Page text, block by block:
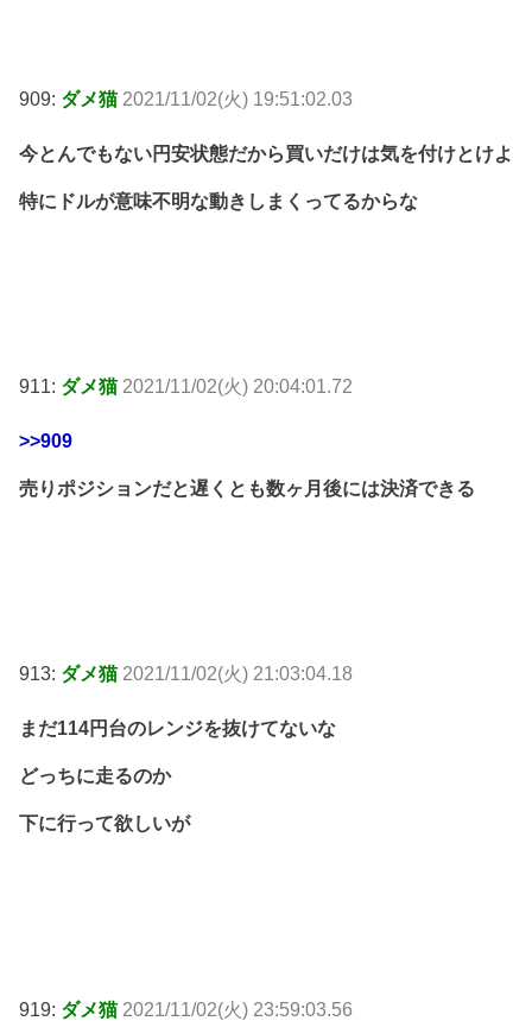
909: ダメ猫 2021/11/02(火) 19:51:02.03
今とんでもない円安状態だから買いだけは気を付けとけよ
特にドルが意味不明な動きしまくってるからな
911: ダメ猫 2021/11/02(火) 20:04:01.72
>>909
売りポジションだと遅くとも数ヶ月後には決済できる
913: ダメ猫 2021/11/02(火) 21:03:04.18
まだ114円台のレンジを抜けてないな
どっちに走るのか
下に行って欲しいが
919: ダメ猫 2021/11/02(火) 23:59:03.56